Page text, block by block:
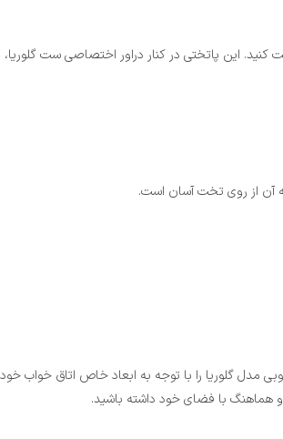
کنید. این پاتختی در کنار دراور اختصاصی ست
گلوریا را با توجه به ابعاد خاص اتاق خواب خود
و هماهنگ با فضای خود داشته باشید.